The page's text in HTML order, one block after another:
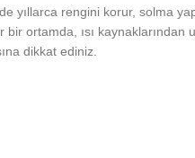
yıllarca rengini korur, solma
ortamda, ısı kaynaklarından
dikkat ediniz.